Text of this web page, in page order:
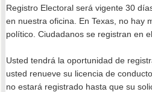
Registro Electoral será vigente 30
en nuestra oficina. En Texas, no hay
político. Ciudadanos se registran en
Usted tendrá la oportunidad de
usted renueve su licencia de
no estará registrado hasta que su